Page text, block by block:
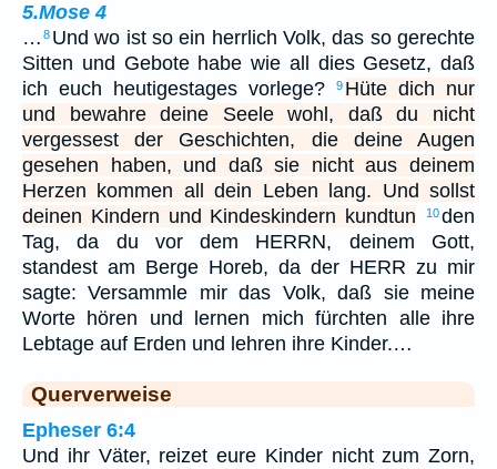
5.Mose 4
… 8 Und wo ist so ein herrlich Volk, das so gerechte
Sitten und Gebote habe wie all dies Gesetz, daß
ich euch heutigestages vorlege?
9 Hüte dich nur
und bewahre deine Seele wohl, daß du nicht
vergessest der Geschichten, die deine Augen
gesehen haben, und daß sie nicht aus deinem
Herzen kommen all dein Leben lang. Und sollst
deinen Kindern und Kindeskindern kundtun
10den
Tag, da du vor dem HERRN, deinem Gott,
standest am Berge Horeb, da der HERR zu mir
sagte: Versammle mir das Volk, daß sie meine
Worte hören und lernen mich fürchten alle ihre
Lebtage auf Erden und lehren ihre Kinder.…
Querverweise
Epheser 6:4
Und ihr Väter, reizet eure Kinder nicht zum Zorn,